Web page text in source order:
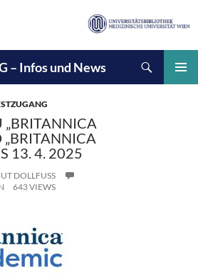
– Infos und News
„BRITANNICA
13. 4. 2025
DOLLFUSS
643 VIEWS